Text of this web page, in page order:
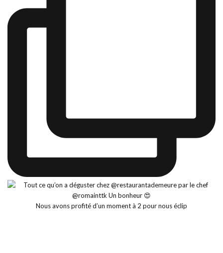
Nous avons profité d’un moment à 2 pour nous éclip